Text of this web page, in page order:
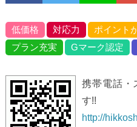
低価格 対応力 ポイント
プラン充実
Gマーク認定
携帯電話・
す!!
http://